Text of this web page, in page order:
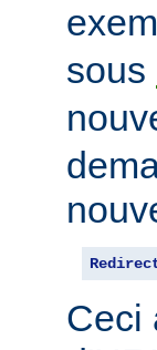
sous
Ceci